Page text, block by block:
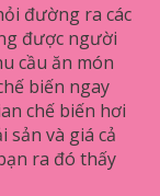
đường ra các
được người
cầu ăn món
biến ngay
chế biến hơi
sản và giá cả
ra đó thấy